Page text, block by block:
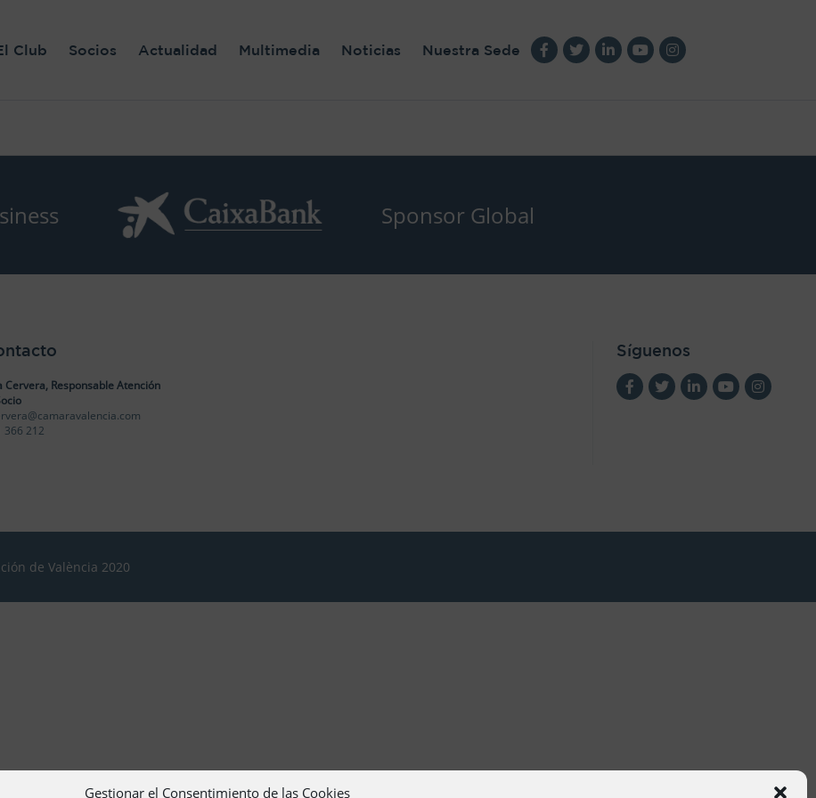
Gestionar el Consentimiento de las Cookies
Club Socios Actualidad Multimedia Noticias Nuestra Sede
Sponsor Global
Cervera, Responsable Atención
366 212
Síguenos
de València 2020